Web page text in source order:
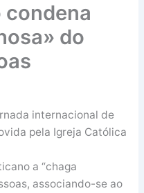
condena
do
internacional de
pela Igreja Católica
a “chaga
associando-se ao